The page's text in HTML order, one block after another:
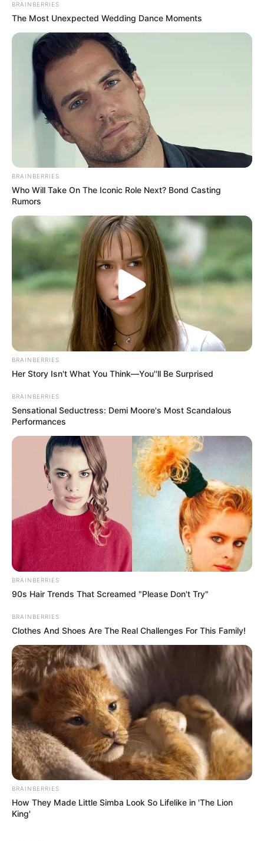
BRAINBERRIES
The Most Unexpected Wedding Dance Moments
BRAINBERRIES
Who Will Take On The Iconic Role Next? Bond Casting
Rumors
BRAINBERRIES
Her Story Isn't What You Think—You''ll Be Surprised
BRAINBERRIES
Sensational Seductress: Demi Moore's Most Scandalous
Performances
BRAINBERRIES
90s Hair Trends That Screamed "Please Don't Try"
BRAINBERRIES
Clothes And Shoes Are The Real Challenges For This Family!
BRAINBERRIES
How They Made Little Simba Look So Lifelike in 'The Lion
King'